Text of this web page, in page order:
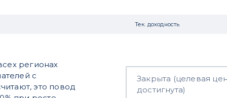
Тек. доходность
регионах
с
это повод
Закрыта (целевая
достигнута)